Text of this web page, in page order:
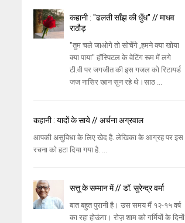
कहानी : "ढलती साँझ की धुँध" // माधव
राठौड़
"तुम चले जाओगे तो सोचेंगे ,हमने क्या खोया
क्या पाया" हॉस्पिटल के वेटिंग रूम में लगे
टी.वी पर जगजीत की इस गजल को रिटायर्ड
जज नासिर खान सुन रहे थे।साठ ...
कहानी : यादों के साये // अर्चना अग्रवाल
आपकी असुविधा के लिए खेद है. लेखिका के आग्रह पर इस
रचना को हटा दिया गया है. ...
सत्तू के सम्मान में // डॉ. सुरेन्द्र वर्मा
बात बहुत पुरानी है। उस समय मैं १२-१५ वर्ष
का रहा होऊंगा। रोज़ शाम को गर्मियों के दिनों